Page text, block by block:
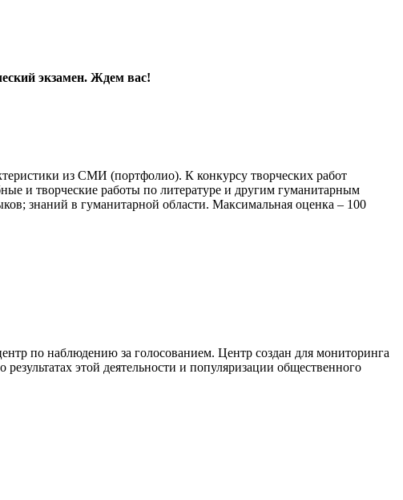
экзамен. Ждем вас!
из СМИ (портфолио). К конкурсу творческих работ
и творческие работы по литературе и другим гуманитарным
знаний в гуманитарной области. Максимальная оценка – 100
по наблюдению за голосованием. Центр создан для мониторинга
этой деятельности и популяризации общественного